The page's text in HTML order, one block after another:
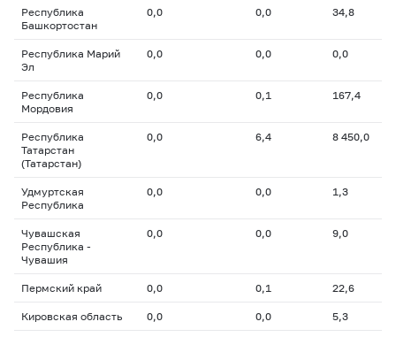
Республика
Башкортостан
0,0 0,0 34,8
Республика Марий
Эл
0,0 0,0 0,0
Республика
Мордовия
0,0 0,1 167,4
Республика
Татарстан
(Татарстан)
0,0 6,4 8 450,0
Удмуртская
Республика
0,0 0,0 1,3
Чувашская
Республика -
Чувашия
0,0 0,0 9,0
Пермский край 0,0 0,1 22,6
Кировская область 0,0 0,0 5,3